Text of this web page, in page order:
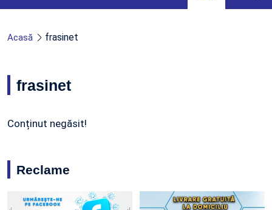
Acasă frasinet
frasinet
Conținut negăsit!
Reclame